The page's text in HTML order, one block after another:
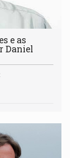
e as
Daniel